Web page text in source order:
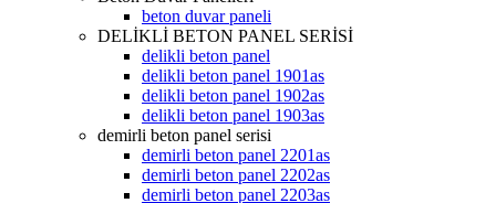
beton duvar paneli
DELİKLİ BETON PANEL SERİSİ
delikli beton panel
delikli beton panel 1901as
delikli beton panel 1902as
delikli beton panel 1903as
demirli beton panel serisi
demirli beton panel 2201as
demirli beton panel 2202as
demirli beton panel 2203as